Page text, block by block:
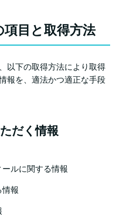
目と取得方法
以下の取得方法により取得
報を、適法かつ適正な手段
だく情報
ルに関する情報
情報